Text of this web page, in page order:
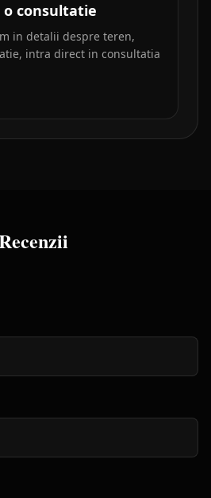
o consultatie
in detalii despre teren,
intra direct in consultatia